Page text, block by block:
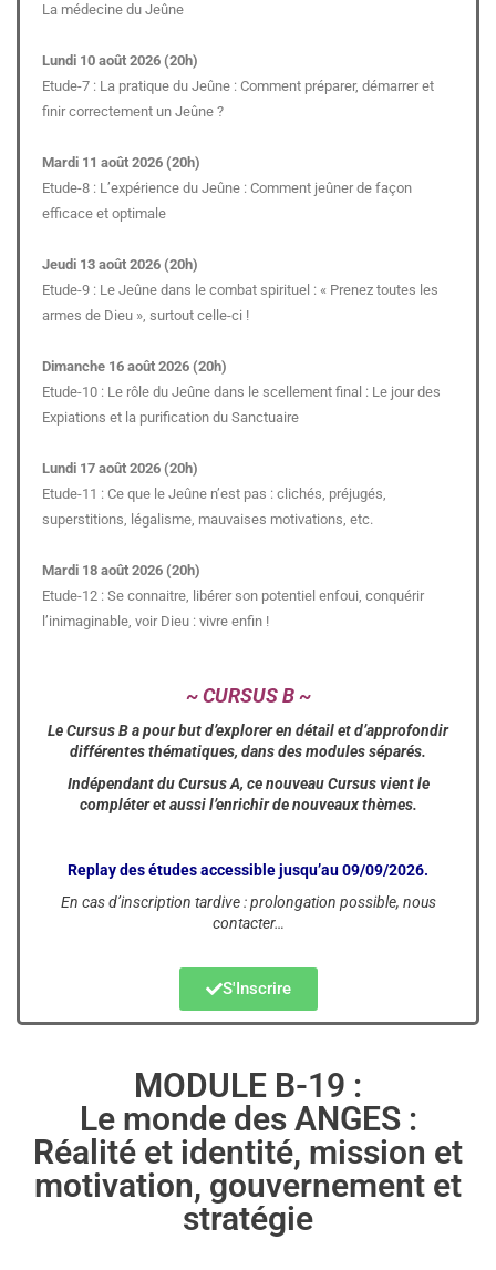
La médecine du Jeûne
Lundi 10 août 2026 (20h)
Etude-7 : La pratique du Jeûne : Comment préparer, démarrer et
finir correctement un Jeûne ?
Mardi 11 août 2026 (20h)
Etude-8 : L’expérience du Jeûne : Comment jeûner de façon
efficace et optimale
Jeudi 13 août 2026 (20h)
Etude-9 : Le Jeûne dans le combat spirituel : « Prenez toutes les
armes de Dieu », surtout celle-ci !
Dimanche 16 août 2026 (20h)
Etude-10 : Le rôle du Jeûne dans le scellement final : Le jour des
Expiations et la purification du Sanctuaire
Lundi 17 août 2026 (20h)
Etude-11 : Ce que le Jeûne n’est pas : clichés, préjugés,
superstitions, légalisme, mauvaises motivations, etc.
Mardi 18 août 2026 (20h)
Etude-12 : Se connaitre, libérer son potentiel enfoui, conquérir
l’inimaginable, voir Dieu : vivre enfin !
~ CURSUS B ~
Le Cursus B a pour but d’explorer en détail et d’approfondir
différentes thématiques, dans des modules séparés.
Indépendant du Cursus A, ce nouveau Cursus vient le
compléter et aussi l’enrichir de nouveaux thèmes.
Replay des études accessible jusqu’au 09/09/2026.
En cas d’inscription tardive : prolongation possible, nous
contacter…
S'Inscrire
MODULE B-19 :
Le monde des ANGES :
Réalité et identité, mission et
motivation, gouvernement et
stratégie